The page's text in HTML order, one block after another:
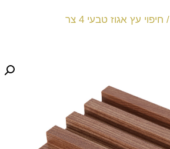
/ חיפוי עץ אגוז טבעי 4 צר